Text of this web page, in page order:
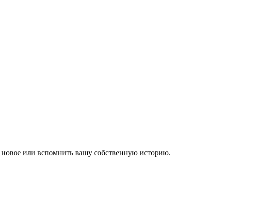
или вспомнить вашу собственную историю.